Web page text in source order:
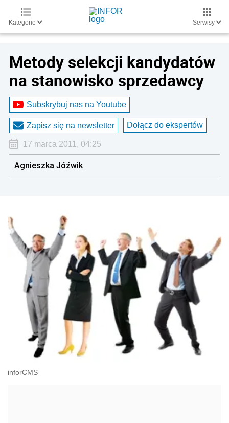
Kategorie Serwisy
Metody selekcji kandydatów
na stanowisko sprzedawcy
Subskrybuj nas na Youtube
Zapisz się na newsletter Dołącz do ekspertów
17 marca 2011, 04:25
Agnieszka Jóźwik
inforCMS